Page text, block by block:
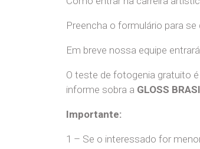
Preencha o formulário para se
Em breve nossa equipe
O teste de fotogenia gratuito é
informe sobra a GLOSS
Importante:
1 – Se o interessado for